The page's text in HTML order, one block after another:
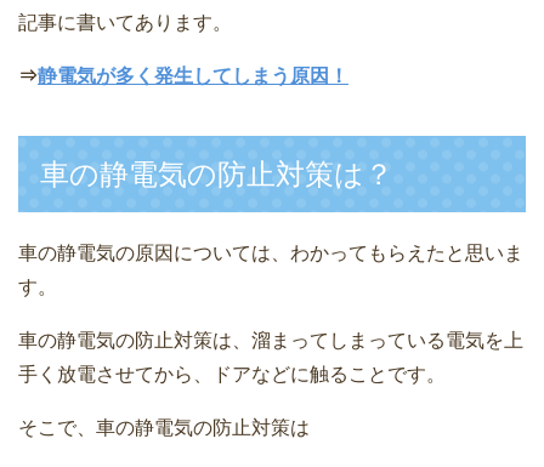
記事に書いてあります。
⇒静電気が多く発生してしまう原因！
車の静電気の防止対策は？
車の静電気の原因については、わかってもらえたと思いま
す。
車の静電気の防止対策は、溜まってしまっている電気を上
手く放電させてから、ドアなどに触ることです。
そこで、車の静電気の防止対策は